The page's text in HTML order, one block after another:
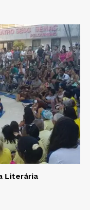
Literária